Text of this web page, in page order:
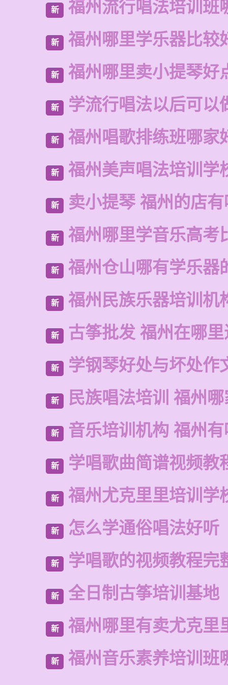
新 福州流行唱法培训班
新 福州哪里学乐器比较
新 福州哪里卖小提琴好
新 学流行唱法以后可以
新 福州唱歌排练班哪家
新 福州美声唱法培训学
新 卖小提琴 福州的店
新 福州哪里学音乐高考
新 福州仓山哪有学乐器
新 福州民族乐器培训机
新 古筝批发 福州在哪
新 学钢琴好处与坏处作
新 民族唱法培训 福州
新 音乐培训机构 福州
新 学唱歌曲简谱视频教
新 福州尤克里里培训学
新 怎么学通俗唱法好听
新 学唱歌的视频教程完
新 全日制古筝培训基地
新 福州哪里有卖尤克里
新 福州音乐素养培训班